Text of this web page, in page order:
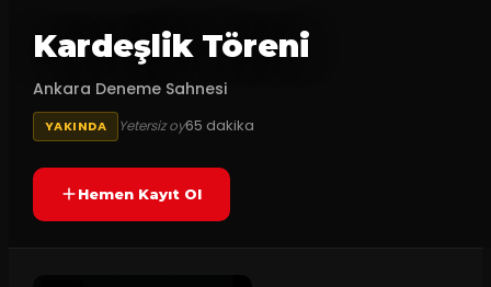
Kardeşlik Töreni
Ankara Deneme Sahnesi
YAKINDA Yetersiz oy65 dakika
Hemen Kayıt Ol